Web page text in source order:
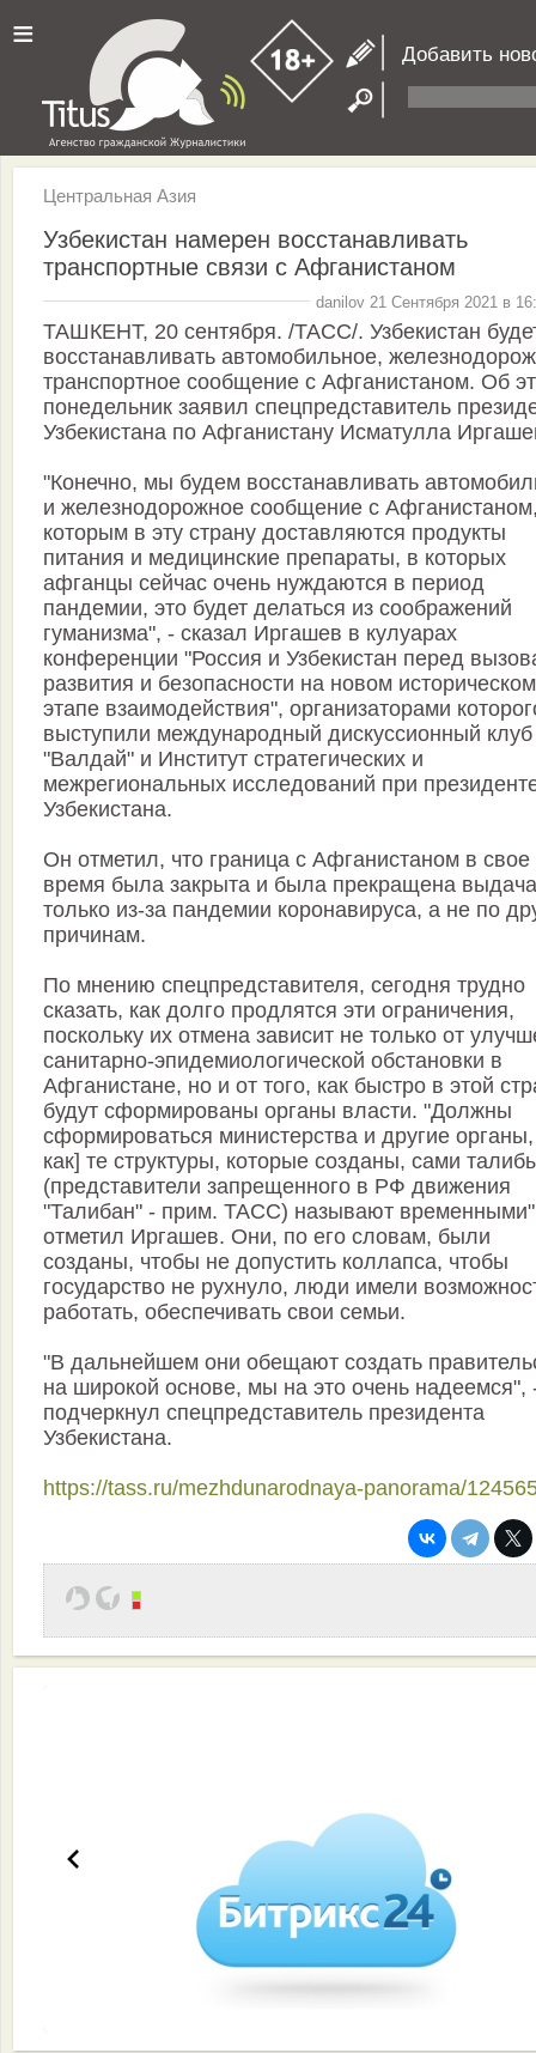
≡ Добавить
Центральная Азия
Узбекистан намерен восстанавливать
транспортные связи с Афганистаном
danilov 21 Сентября 2021 в
ТАШКЕНТ, 20 сентября. /ТАСС/. Узбекистан
восстанавливать автомобильное,
транспортное сообщение с Афганистаном. Об
понедельник заявил спецпредставитель
Узбекистана по Афганистану Исматулла
"Конечно, мы будем восстанавливать
и железнодорожное сообщение с
которым в эту страну доставляются продукты
питания и медицинские препараты, в которых
афганцы сейчас очень нуждаются в период
пандемии, это будет делаться из соображений
гуманизма", - сказал Иргашев в кулуарах
конференции "Россия и Узбекистан перед
развития и безопасности на новом историческом
этапе взаимодействия", организаторами
выступили международный дискуссионный клуб
"Валдай" и Институт стратегических и
межрегиональных исследований при
Узбекистана.
Он отметил, что граница с Афганистаном в свое
время была закрыта и была прекращена
только из-за пандемии коронавируса, а не по
причинам.
По мнению спецпредставителя, сегодня трудно
сказать, как долго продлятся эти ограничения,
поскольку их отмена зависит не только от
санитарно-эпидемиологической обстановки в
Афганистане, но и от того, как быстро в этой
будут сформированы органы власти. "Должны
сформироваться министерства и другие органы,
как] те структуры, которые созданы, сами
(представители запрещенного в РФ движения
"Талибан" - прим. ТАСС) называют
отметил Иргашев. Они, по его словам, были
созданы, чтобы не допустить коллапса, чтобы
государство не рухнуло, люди имели
работать, обеспечивать свои семьи.
"В дальнейшем они обещают создать
на широкой основе, мы на это очень надеемся",
подчеркнул спецпредставитель президента
Узбекистана.
https://tass.ru/mezhdunarodnaya-panorama/